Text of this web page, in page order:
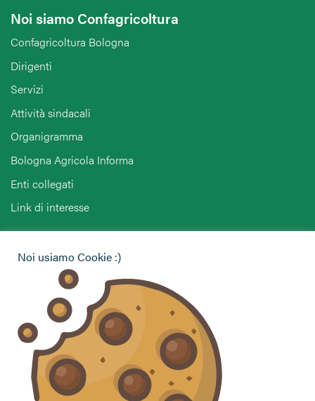
Noi siamo Confagricoltura
Confagricoltura Bologna
Dirigenti
Servizi
Attività sindacali
Organigramma
Bologna Agricola Informa
Enti collegati
Link di interesse
Vuoi contattarci per ricevere assistenza, lasciare un
commento o chiedere informazioni?
CONTATTACI
Seguici sui social
Noi usiamo Cookie :)